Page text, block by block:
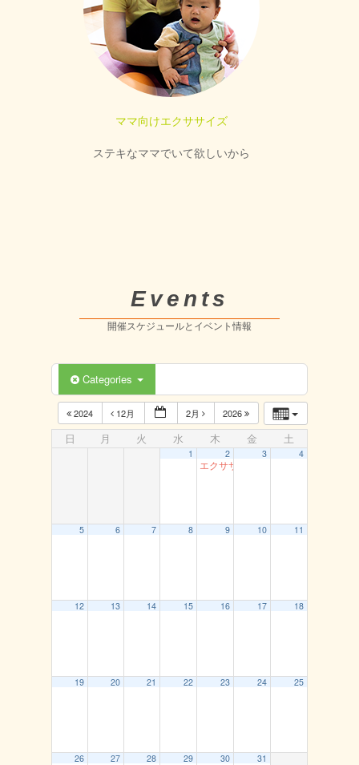
ママ向けエクササイズ
ステキなママでいて欲しいから
Events
開催スケジュールとイベント情報
Categories
2024 12月 2月 2026
日 月 火 水 木 金 土
1 2
エクササイズ（岩美）
3 4
5 6 7 8 9 10 11
12 13 14 15 16 17 18
19 20 21 22 23 24 25
26 27 28 29 30 31